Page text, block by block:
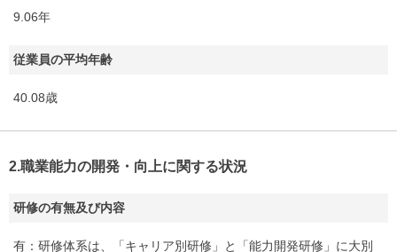
9.06年
従業員の平均年齢
40.08歳
2.職業能力の開発・向上に関する状況
研修の有無及び内容
有：研修体系は、「キャリア別研修」と「能力開発研修」に大別